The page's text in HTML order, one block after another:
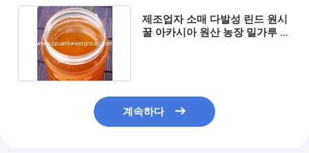
제조업자 소매 다발성 린드 원시
꿀 아카시아 원산 농장 밀가루 꿀
계속하다